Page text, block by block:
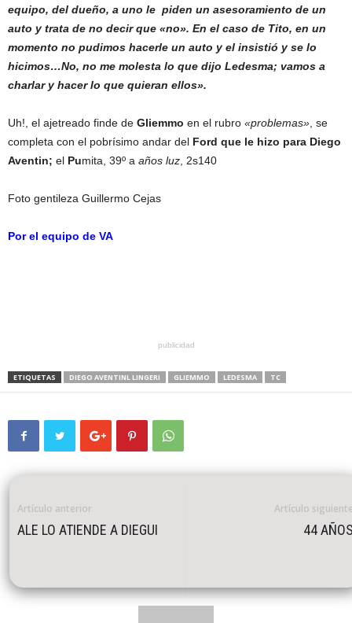
equipo, del dueño, a uno le piden un asesoramiento de un
auto y trata de no decir que «no». En el caso de Tito, en un
momento no pudimos hacerle un auto y el insistió y se lo
hicimos…No, no me molesta lo que dijo Ledesma; vamos a
charlar y hacer lo que quieran ellos».
Uh!, el ajetreado finde de Gliemmo en el rubro «problemas» , se
completa con el pobrísimo andar del Ford que le hizo para Diego
Aventin; el Pumita, 39º a años luz , 2s140
Foto gentileza Guillermo Cejas
Por el equipo de VA
publicidad
ETIQUETAS DIEGO AVENTINL LINGERI GLIEMMO LEDESMA TC
Artículo anterior
ALE LO ATIENDE A DIEGUI
Artículo
44